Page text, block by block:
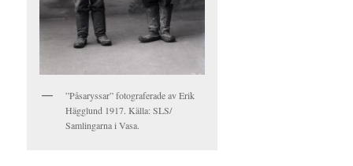
”Påsaryssar” fotograferade av Erik
Hägglund 1917. Källa: SLS/
Samlingarna i Vasa.